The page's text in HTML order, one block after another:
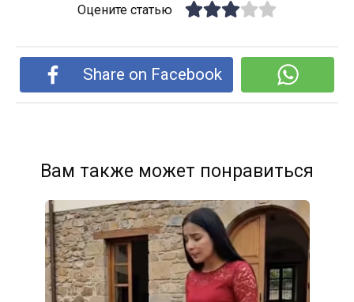
Оцените статью
Share on Facebook
Вам также может понравиться